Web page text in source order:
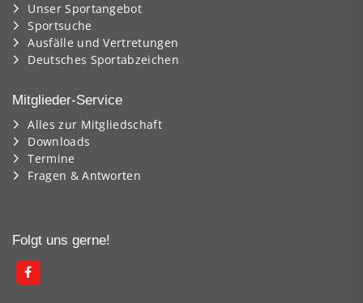
Unser Sportangebot
Sportsuche
Ausfälle und Vertretungen
Deutsches Sportabzeichen
Mitglieder-Service
Alles zur Mitgliedschaft
Downloads
Termine
Fragen & Antworten
Folgt uns gerne!